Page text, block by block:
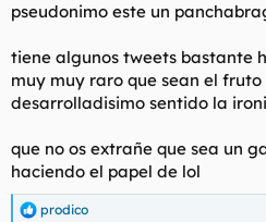
pseudonimo este un
tiene algunos tweets bastante
muy muy raro que sean el
desarrolladisimo sentido la
que no os extrañe que sea un
haciendo el papel de lol
R prodico